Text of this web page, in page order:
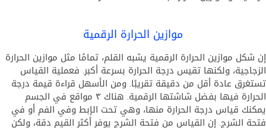
موازين الحرارة الرقمية
إن شكل موازين الحرارة الرقمية يشبه القلم، تمامًا مثل موازين الحرارة
الزجاجية، ولكنها تقيس درجة الحرارة بسرعة أكبر. فعملية القياس
تستغرق عادة أقل من دقيقة تقريبًا. ومن الأسهل قراءة قيمة درجة
الحرارة فيها بفضل شاشتها الرقمية. هناك ٣ مواقع في الجسم
يمكنك قياس درجة الحرارة منها، وهي تحت الإبط وفي الفم أو في
فتحة الشرج. إن القياس من فتحة الشرج يوفر أكثر القيم دقة، ولكن